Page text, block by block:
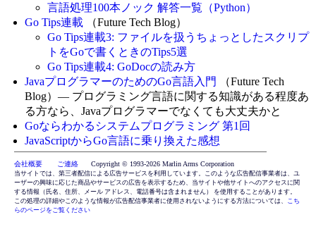
言語処理100本ノック 解答一覧（Python）
Go Tips連載
（Future Tech Blog）
Go Tips連載3: ファイルを扱うちょっとしたスクリプ
トをGoで書くときのTips5選
Go Tips連載4: GoDocの読み方
JavaプログラマーのためのGo言語入門
（Future Tech
Blog）— プログラミング言語に関する知識がある程度あ
る方なら、Javaプログラマーでなくても大丈夫かと
Goならわかるシステムプログラミング 第1回
JavaScriptからGo言語に乗り換えた感想
会社概要 ご連絡 Copyright © 1993-2026 Marlin Arms Corporation
当サイトでは、第三者配信による広告サービスを利用しています。このような広告配信事業者は、ユ
ーザーの興味に応じた商品やサービスの広告を表示するため、当サイトや他サイトへのアクセスに関
する情報（氏名、住所、メール アドレス、電話番号は含まれません） を使用することがあります。
この処理の詳細やこのような情報が広告配信事業者に使用されないようにする方法については、
こち
らのページをご覧ください